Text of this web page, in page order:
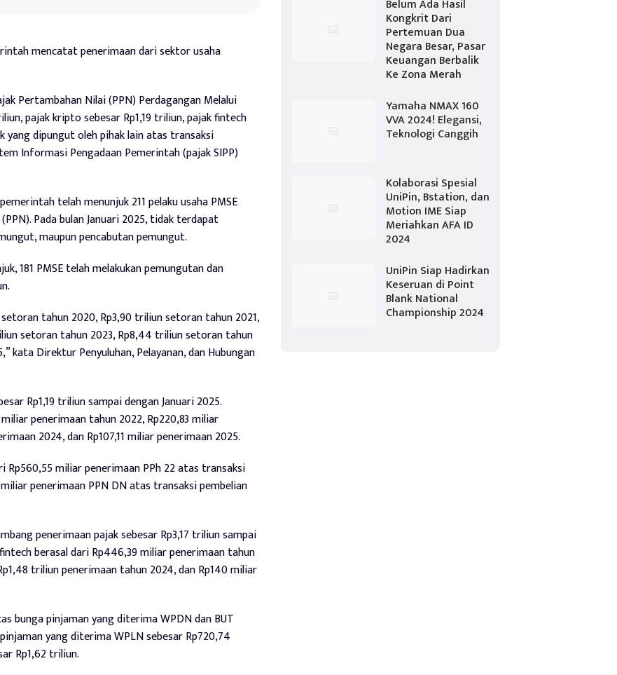
mencatat penerimaan dari sektor usaha
Pertambahan Nilai (PPN) Perdagangan Melalui
pajak kripto sebesar Rp1,19 triliun, pajak fintech
yang dipungut oleh pihak lain atas transaksi
Informasi Pengadaan Pemerintah (pajak SIPP)
telah menunjuk 211 pelaku usaha PMSE
Pada bulan Januari 2025, tidak terdapat
maupun pencabutan pemungut.
181 PMSE telah melakukan pemungutan dan
tahun 2020, Rp3,90 triliun setoran tahun 2021,
setoran tahun 2023, Rp8,44 triliun setoran tahun
kata Direktur Penyuluhan, Pelayanan, dan Hubungan
Rp1,19 triliun sampai dengan Januari 2025.
penerimaan tahun 2022, Rp220,83 miliar
2024, dan Rp107,11 miliar penerimaan 2025.
miliar penerimaan PPh 22 atas transaksi
penerimaan PPN DN atas transaksi pembelian
penerimaan pajak sebesar Rp3,17 triliun sampai
berasal dari Rp446,39 miliar penerimaan tahun
triliun penerimaan tahun 2024, dan Rp140 miliar
bunga pinjaman yang diterima WPDN dan BUT
yang diterima WPLN sebesar Rp720,74
Rp1,62 triliun.
Belum Ada Hasil
Kongkrit Dari
Pertemuan Dua
Negara Besar, Pasar
Keuangan Berbalik
Ke Zona Merah
Yamaha NMAX 160
VVA 2024! Elegansi,
Teknologi Canggih
Kolaborasi Spesial
UniPin, Bstation, dan
Motion IME Siap
Meriahkan AFA ID
2024
UniPin Siap Hadirkan
Keseruan di Point
Blank National
Championship 2024